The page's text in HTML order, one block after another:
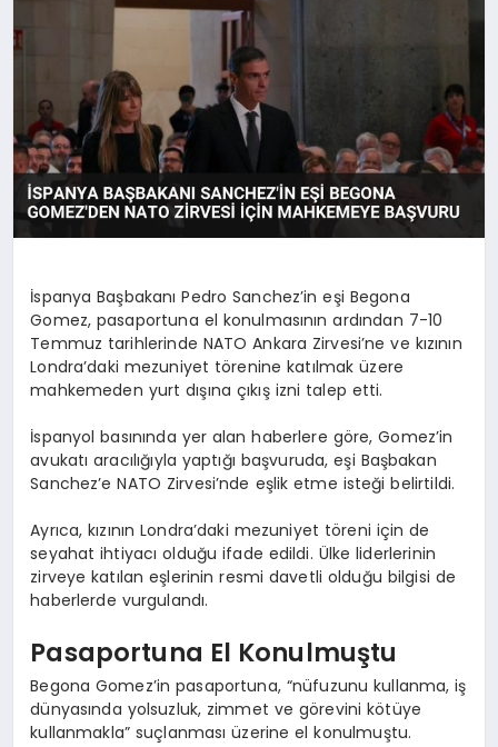
İspanya Başbakanı Pedro Sanchez’in eşi Begona
Gomez, pasaportuna el konulmasının ardından 7-10
Temmuz tarihlerinde NATO Ankara Zirvesi’ne ve kızının
Londra’daki mezuniyet törenine katılmak üzere
mahkemeden yurt dışına çıkış izni talep etti.
İspanyol basınında yer alan haberlere göre, Gomez’in
avukatı aracılığıyla yaptığı başvuruda, eşi Başbakan
Sanchez’e NATO Zirvesi’nde eşlik etme isteği belirtildi.
Ayrıca, kızının Londra’daki mezuniyet töreni için de
seyahat ihtiyacı olduğu ifade edildi. Ülke liderlerinin
zirveye katılan eşlerinin resmi davetli olduğu bilgisi de
haberlerde vurgulandı.
Pasaportuna El Konulmuştu
Begona Gomez’in pasaportuna, “nüfuzunu kullanma, iş
dünyasında yolsuzluk, zimmet ve görevini kötüye
kullanmakla” suçlanması üzerine el konulmuştu.